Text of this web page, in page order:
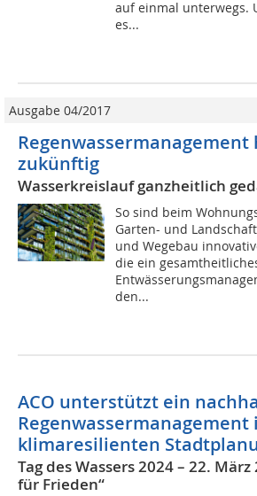
auf einmal unterwegs.
es...
Ausgabe 04/2017
Regenwassermanagement
zukünftig
Wasserkreislauf ganzheitlich
So sind beim
Garten- und
und Wegebau
die ein
den...
ACO unterstützt ein
klimaresilienten
Tag des Wassers 2024 – 22. März
für Frieden“